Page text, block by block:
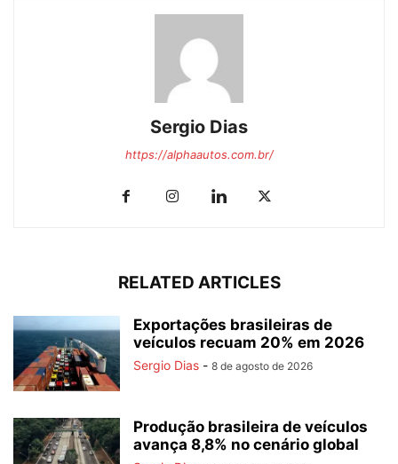
Sergio Dias
https://alphaautos.com.br/
RELATED ARTICLES
Exportações brasileiras de
veículos recuam 20% em 2026
Sergio Dias - 8 de agosto de 2026
Produção brasileira de veículos
avança 8,8% no cenário global